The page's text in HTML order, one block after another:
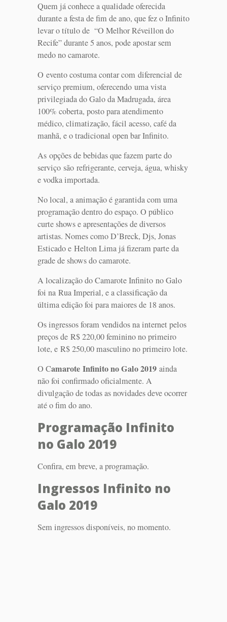
Quem já conhece a qualidade oferecida
durante a festa de fim de ano, que fez o Infinito
levar o título de “O Melhor Réveillon do
Recife” durante 5 anos, pode apostar sem
medo no camarote.
O evento costuma contar com diferencial de
serviço premium, oferecendo uma vista
privilegiada do Galo da Madrugada, área
100% coberta, posto para atendimento
médico, climatização, fácil acesso, café da
manhã, e o tradicional open bar Infinito.
As opções de bebidas que fazem parte do
serviço são refrigerante, cerveja, água, whisky
e vodka importada.
No local, a animação é garantida com uma
programação dentro do espaço. O público
curte shows e apresentações de diversos
artistas. Nomes como D’Breck, Djs, Jonas
Esticado e Helton Lima já fizeram parte da
grade de shows do camarote.
A localização do Camarote Infinito no Galo
foi na Rua Imperial, e a classificação da
última edição foi para maiores de 18 anos.
Os ingressos foram vendidos na internet pelos
preços de R$ 220,00 feminino no primeiro
lote, e R$ 250,00 masculino no primeiro lote.
O Camarote Infinito no Galo 2019 ainda
não foi confirmado oficialmente. A
divulgação de todas as novidades deve ocorrer
até o fim do ano.
Programação Infinito
no Galo 2019
Confira, em breve, a programação.
Ingressos Infinito no
Galo 2019
Sem ingressos disponíveis, no momento.